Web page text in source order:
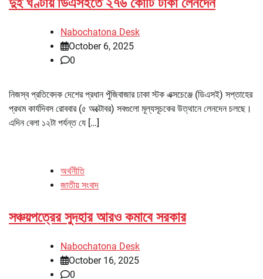
Nabochatona Desk
October 6, 2025
0
নিজস্ব প্রতিবেদক দেশের প্রধান পুঁজিবাজার ঢাকা স্টক এক্সচেঞ্জে (ডিএসই) সপ্তাহের
প্রথম কার্যদিবস রোববার (৫ অক্টোবর) সবগুলো মূল্যসূচকের উত্থানে লেনদেন চলছে।
এদিন বেলা ১২টা পর্যন্ত যে […]
অর্থনীতি
জাতীয় সংবাদ
সঞ্চয়পত্রের সুদহার আরও কমাবে সরকার
Nabochatona Desk
October 16, 2025
0